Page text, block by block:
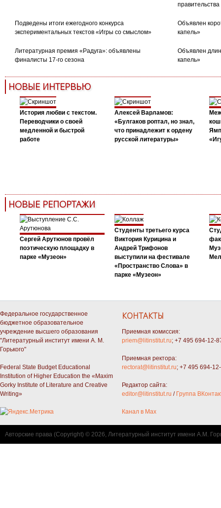
Подведены итоги ежегодного конкурса
экспериментальных текстов «Игры со смыслом»
Объявлен
капель»
Литературная премия «Радуга»: объявлены
финалисты 17-го сезона
Объявлен
капель»
НОВЫЕ ИНТЕРВЬЮ
История любви с текстом.
Переводчики о своей
медленной и быстрой
работе
Алексей Варламов:
«Булгаков роптал, но знал,
что принадлежит к ордену
русской литературы»
НОВЫЕ РЕПОРТАЖИ
Сергей Арутюнов провёл
поэтическую площадку в
парке «Музеон»
Студенты третьего курса
Виктория Курицина и
Андрей Трифонов
выступили на фестивале
«Пространство Слова» в
парке «Музеон»
Федеральное государственное
бюджетное образовательное
учреждение высшего образования
"Литературный институт имени А. М.
Горького"
Federal State Budget Educational
Institution of Higher Education the «Maxim
Gorky Institute of Literature and Creative
Writing»
КОНТАКТЫ
Приемная комиссия:
priem@litinstitut.ru; +7 495 694-12-
Приемная ректора:
rectorat@litinstitut.ru; +7 495 694-
Редактор сайта:
editor@litinstitut.ru / Группа
Канал в Max
Авторские права (Copyright) © 2026, Литературный институт имени А.М.